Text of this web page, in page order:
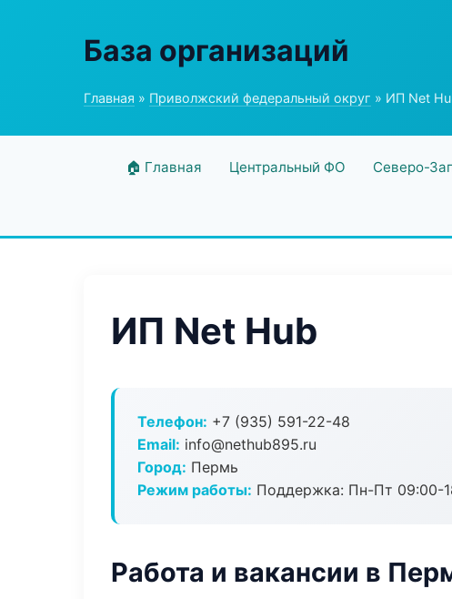
База организаций
Главная » Приволжский федеральный округ » ИП Net
🏠 Главная Центральный ФО Северо-
ИП Net Hub
Телефон: +7 (935) 591-22-48
Email: info@nethub895.ru
Город: Пермь
Режим работы: Поддержка: Пн-Пт 09:00-
Работа и вакансии в